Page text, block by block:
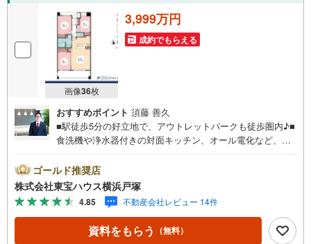
画像36枚
3,999万円
成約でもらえる
おすすめポイント 須藤 善久
■駅徒歩5分の好立地で、アウトレットパークも徒歩圏内♪■
食洗機や浄水器付きの対面キッチン、オール電化など、毎
ーリング仕様の明るい3LDKで、バルコニーに面した開放的
なLDKは15帖超の広さです！■1住戸1区画の専用駐車場が
確保されており、大好きなペットと一緒にのびのびと快適
に過ごせます！＝＝＝＝＝＝＝＝＝＝＝＝＝＝＝＝＝＝＝
＝【東宝ハウス横浜戸塚】提携銀行 じぶん銀行利用可 *が
ん100％保証団信＋全疾病保障付き＝＝＝＝＝＝＝＝＝＝＝
ゴールド推奨店
株式会社東宝ハウス横浜戸塚
4.85 不動産会社レビュー 14件
資料をもらう （無料）